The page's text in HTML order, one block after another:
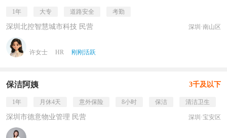
1年 大专 道路安全 考勤
深圳北控智慧城市科技 民营 深圳·南山区
许女士 HR 刚刚活跃
保洁阿姨 3千及以下
1年 月休4天 意外保险 8小时 保洁 清洁卫生
深圳市德意物业管理 民营 深圳·宝安区